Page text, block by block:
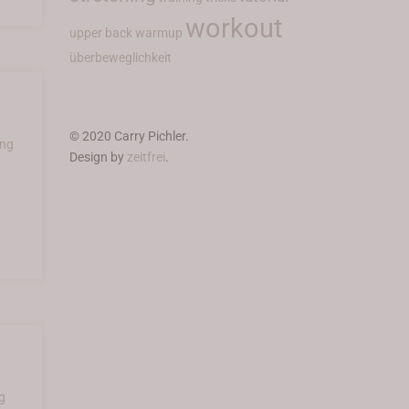
upper back warmup workout
überbeweglichkeit
© 2020 Carry Pichler.
Design by zeitfrei.